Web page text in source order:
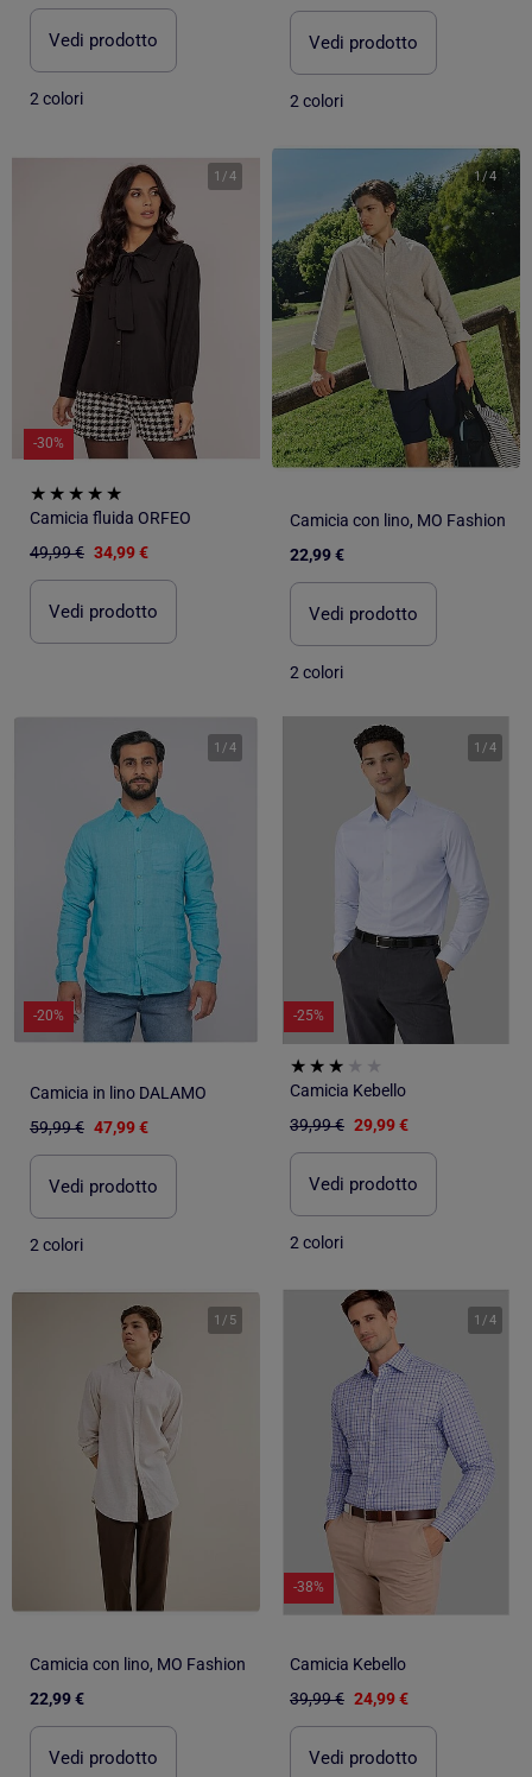
Vedi prodotto
2 colori
Vedi prodotto
2 colori
1 /4
-30%
Camicia fluida ORFEO
49,99 € 34,99 €
Vedi prodotto
1/4
Camicia con lino, MO Fashion
22,99 €
Vedi prodotto
2 colori
1 /4
-20%
Camicia in lino DALAMO
59,99 € 47,99 €
Vedi prodotto
2 colori
1 /4
-25%
Camicia Kebello
39,99 € 29,99 €
Vedi prodotto
2 colori
1 / 5
Camicia con lino, MO Fashion
22,99 €
Vedi prodotto
1 /4
-38%
Camicia Kebello
39,99 € 24,99 €
Vedi prodotto